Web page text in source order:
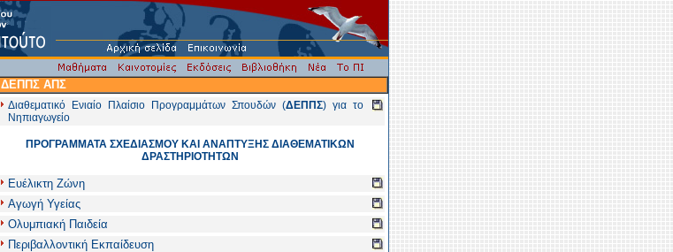
ΔΕΠΠΣ ΑΠΣ
Διαθεματικό Ενιαίο Πλαίσιο Προγραμμάτων Σπουδών (ΔΕΠΠΣ) για το
Νηπιαγωγείο
ΠΡΟΓΡΑΜΜΑΤΑ ΣΧΕΔΙΑΣΜΟΥ ΚΑΙ ΑΝΑΠΤΥΞΗΣ ΔΙΑΘΕΜΑΤΙΚΩΝ
ΔΡΑΣΤΗΡΙΟΤΗΤΩΝ
Ευέλικτη Ζώνη
Αγωγή Υγείας
Ολυμπιακή Παιδεία
Περιβαλλοντική Εκπαίδευση